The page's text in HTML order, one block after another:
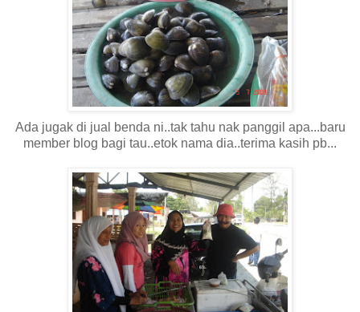
Ada jugak di jual benda ni..tak tahu nak panggil apa...baru
member blog bagi tau..etok nama dia..terima kasih pb...